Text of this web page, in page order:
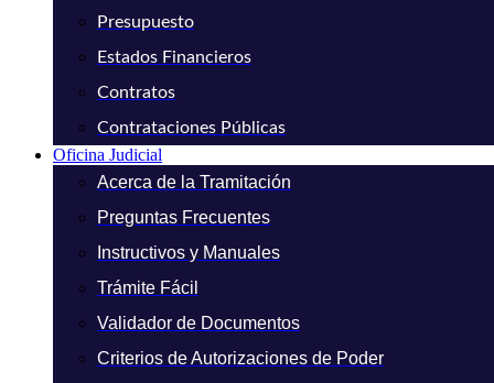
Presupuesto
Estados Financieros
Contratos
Contrataciones Públicas
Oficina Judicial
Acerca de la Tramitación
Preguntas Frecuentes
Instructivos y Manuales
Trámite Fácil
Validador de Documentos
Criterios de Autorizaciones de Poder